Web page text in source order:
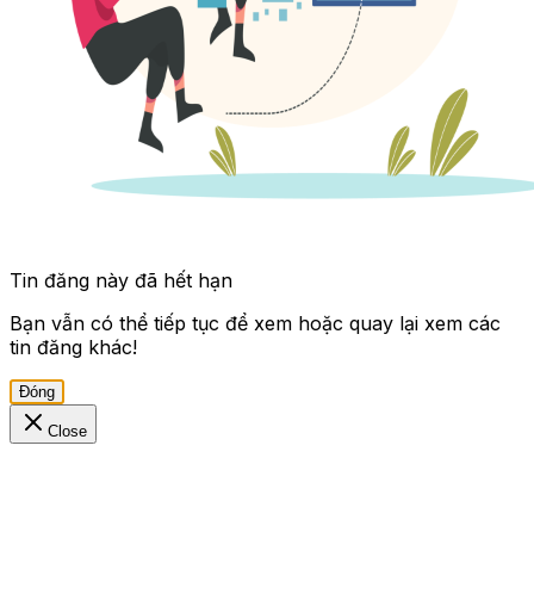
Tin đăng này đã hết hạn
Bạn vẫn có thể tiếp tục để xem hoặc quay lại xem các
tin đăng khác!
Đóng
Close